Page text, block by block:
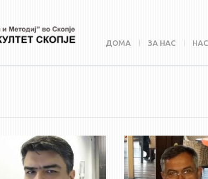
ДОМА ЗА НАС